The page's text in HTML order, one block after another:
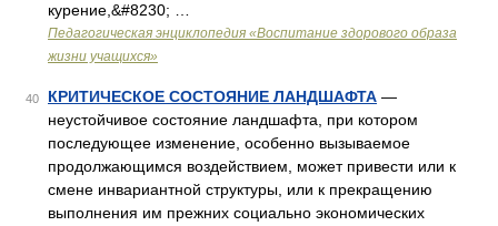
курение,&#8230; …
Педагогическая энциклопедия «Воспитание здорового образа
жизни учащихся»
40 КРИТИЧЕСКОЕ СОСТОЯНИЕ ЛАНДШАФТА —
неустойчивое состояние ландшафта, при котором
последующее изменение, особенно вызываемое
продолжающимся воздействием, может привести или к
смене инвариантной структуры, или к прекращению
выполнения им прежних социально экономических